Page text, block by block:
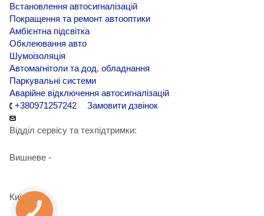
Встановлення автосигналізацій
Покращення та ремонт автооптики
Амбієнтна підсвітка
Обклеювання авто
Шумоізоляція
Автомагнітоли та дод. обладнання
Паркувальні системи
Аварійне відключення автосигналізацій
+380971257242
Замовити дзвінок
Відділ сервісу та техпідтримки:
Вишневе -
Київ -
+38 098 989 03 30